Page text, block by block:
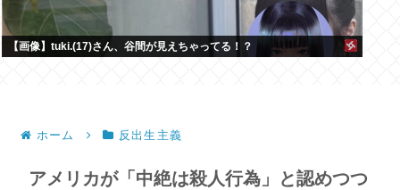
【画像】tuki.(17)さん、谷間が見えちゃってる！？
ホーム 反出生主義
アメリカが「中絶は殺人行為」と認めつつ